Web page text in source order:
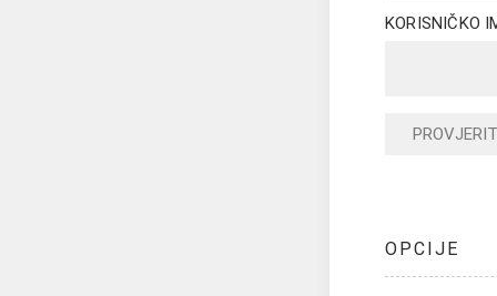
KORISNIČKO
OPCIJE